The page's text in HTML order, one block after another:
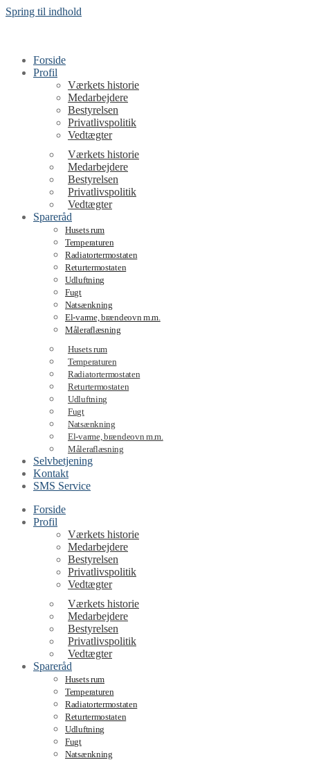
Spring til indhold
Forside
Profil
Værkets historie
Medarbejdere
Bestyrelsen
Privatlivspolitik
Vedtægter
Værkets historie
Medarbejdere
Bestyrelsen
Privatlivspolitik
Vedtægter
Spareråd
Husets rum
Temperaturen
Radiatortermostaten
Returtermostaten
Udluftning
Fugt
Natsænkning
El-varme, brændeovn m.m.
Måleraflæsning
Husets rum
Temperaturen
Radiatortermostaten
Returtermostaten
Udluftning
Fugt
Natsænkning
El-varme, brændeovn m.m.
Måleraflæsning
Selvbetjening
Kontakt
SMS Service
Forside
Profil
Værkets historie
Medarbejdere
Bestyrelsen
Privatlivspolitik
Vedtægter
Værkets historie
Medarbejdere
Bestyrelsen
Privatlivspolitik
Vedtægter
Spareråd
Husets rum
Temperaturen
Radiatortermostaten
Returtermostaten
Udluftning
Fugt
Natsænkning